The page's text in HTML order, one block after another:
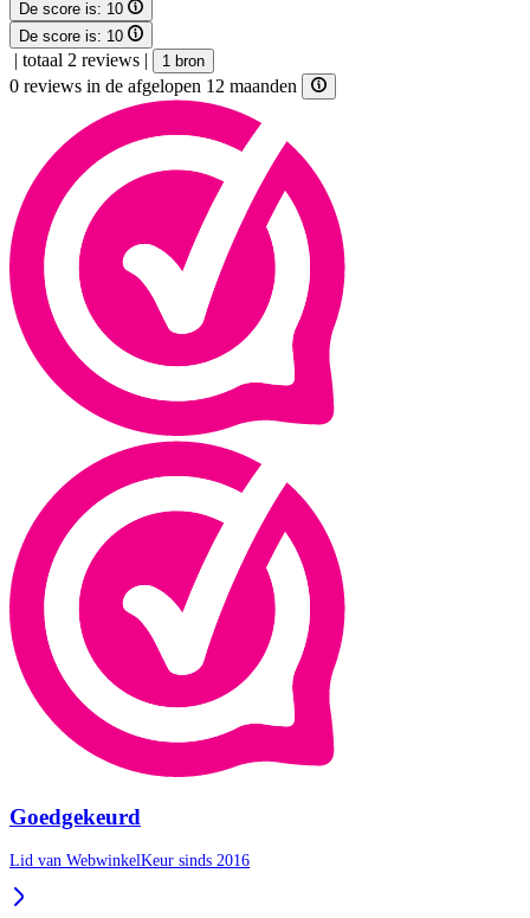
De score is: 10
De score is: 10
| totaal 2 reviews | 1 bron
0 reviews in de afgelopen 12 maanden
Goedgekeurd
Lid van WebwinkelKeur sinds 2016